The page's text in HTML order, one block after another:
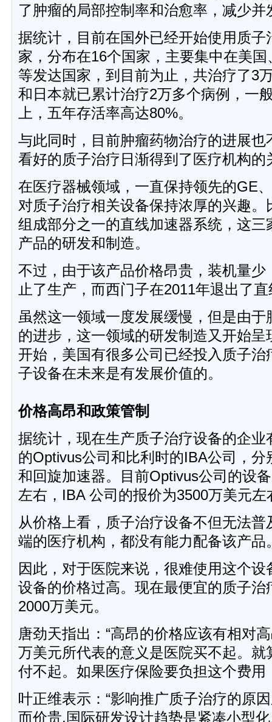
了肿瘤的局部控制率和治愈率，减少并
据统计，目前在国外已经开始使用质子
家，分布在16个国家，主要集中在美
等发达国家，到目前为止，共治疗了3
和日本就已累计治疗2万多个病例，一
上，五年存活率高达80%。
与此同时，目前肿瘤药物治疗的进展
看好的质子治疗日渐得到了医疗机构的
在医疗器械领域，一直保持领先的GE
对质子治疗相关设备保持浓厚的兴趣
组成部分之一的直线加速器系统，这
产品的研发和制造。
不过，由于该产品价格昂贵，装机量
止了生产，而西门子在2011年退出了
虽然这一领域一度发展缓慢，但是由
的进步，这一领域的研发制造又开始
开始，美国有很多公司已经投入质子
子设备在未来是有发展价值的。
价格高昂和政策管制
据统计，现在生产质子治疗设备的企
的Optivus公司和比利时的IBA公司，
和回旋加速器。目前Optivus公司的设
左右，IBA 公司的报价为3500万美元左
从价格上看，质子治疗设备不但无法
端的医疗机构，都没有能力配备该产品
因此，对于医院来说，很难使用这个
设备的价格过高。现在最便宜的质子
2000万美元。
唐劲天指出：“高昂的价格应该有相对
万美元所代表的意义是医院买不起。
付不起。如果医疗保险要负担这个费用
叶正维表示：“影响推广质子治疗的原
而价贵,国际研发设计趋势是紧凑小型